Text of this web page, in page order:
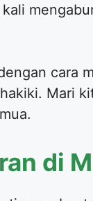
kali
cara
Mari
di